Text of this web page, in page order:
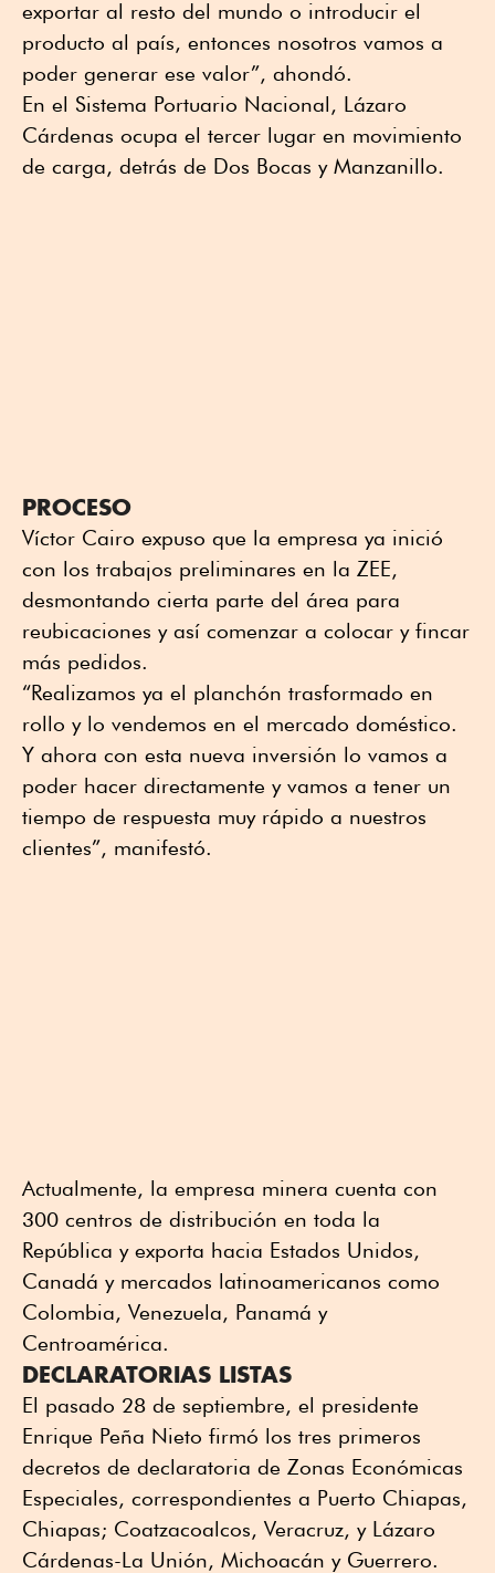
exportar al resto del mundo o introducir el
producto al país, entonces nosotros vamos a
poder generar ese valor”, ahondó.
En el Sistema Portuario Nacional, Lázaro
Cárdenas ocupa el tercer lugar en movimiento
de carga, detrás de Dos Bocas y Manzanillo.
PROCESO
Víctor Cairo expuso que la empresa ya inició
con los trabajos preliminares en la ZEE,
desmontando cierta parte del área para
reubicaciones y así comenzar a colocar y fincar
más pedidos.
“Realizamos ya el planchón trasformado en
rollo y lo vendemos en el mercado doméstico.
Y ahora con esta nueva inversión lo vamos a
poder hacer directamente y vamos a tener un
tiempo de respuesta muy rápido a nuestros
clientes”, manifestó.
Actualmente, la empresa minera cuenta con
300 centros de distribución en toda la
República y exporta hacia Estados Unidos,
Canadá y mercados latinoamericanos como
Colombia, Venezuela, Panamá y
Centroamérica.
DECLARATORIAS LISTAS
El pasado 28 de septiembre, el presidente
Enrique Peña Nieto firmó los tres primeros
decretos de declaratoria de Zonas Económicas
Especiales, correspondientes a Puerto Chiapas,
Chiapas; Coatzacoalcos, Veracruz, y Lázaro
Cárdenas-La Unión, Michoacán y Guerrero.